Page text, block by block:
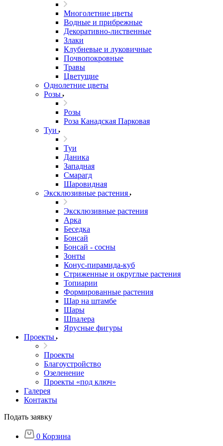
Многолетние цветы
Водные и прибрежные
Декоративно-лиственные
Злаки
Клубневые и луковичные
Почвопокровные
Травы
Цветущие
Однолетние цветы
Розы
Розы
Роза Канадская Парковая
Туи
Туи
Даника
Западная
Смарагд
Шаровидная
Эксклюзивные растения
Эксклюзивные растения
Арка
Беседка
Бонсай
Бонсай - сосны
Зонты
Конус-пирамида-куб
Стриженные и округлые растения
Топиарии
Формированные растения
Шар на штамбе
Шары
Шпалера
Ярусные фигуры
Проекты
Проекты
Благоустройство
Озеленение
Проекты «под ключ»
Галерея
Контакты
Подать заявку
0 Корзина